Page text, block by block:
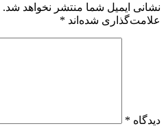
نشانی ایمیل شما منتشر نخواهد شد.
علامت‌گذاری شده‌اند *
دیدگاه *